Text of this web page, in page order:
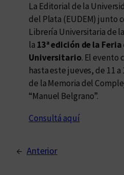
La Editorial de la
del Plata (EUDEM) junto
Librería Universitaria de
la 13ª edición de la
Universitario. El evento
hasta este jueves, de 11 a
de la Memoria del
“Manuel Belgrano”.
Consultá aquí
← Anterior